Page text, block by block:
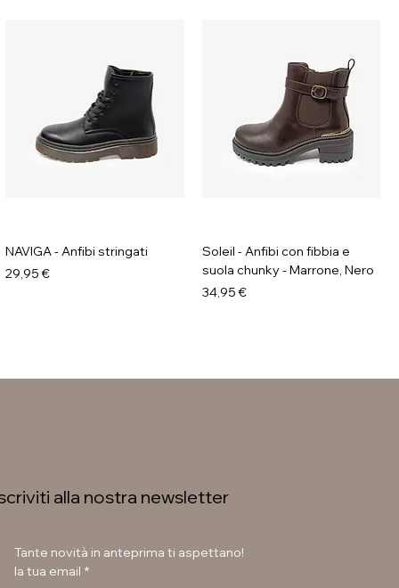
NAVIGA - Anfibi stringati
Prezzo
29,95 €
Soleil - Anfibi con fibbia e
suola chunky - Marrone, Nero
Prezzo
34,95 €
alla nostra newsletter
Tante novità in anteprima ti aspettano!
la tua email *